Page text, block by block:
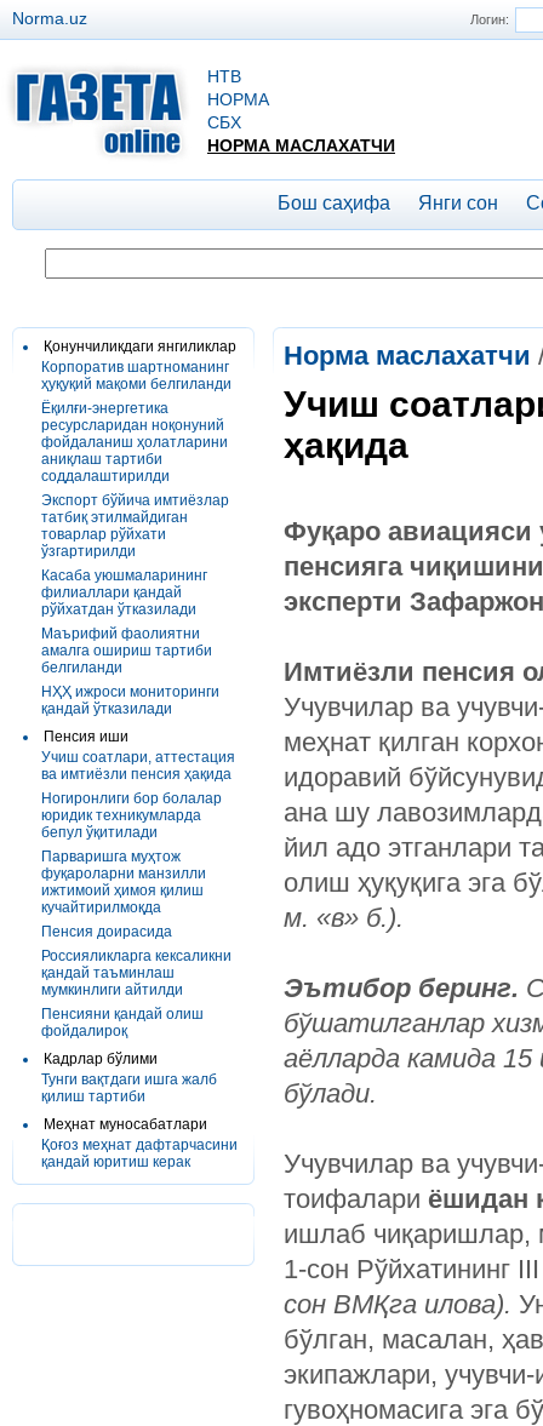
Логин:
Norma.uz
НТВ
НОРМА
СБХ
НОРМА МАСЛАХАТЧИ
Бош саҳифа Янги сон
Қонунчиликдаги янгиликлар
Корпоратив шартноманинг
ҳуқуқий мақоми белгиланди
Ёқилғи-энергетика
ресурсларидан ноқонуний
фойдаланиш ҳолатларини
аниқлаш тартиби
соддалаштирилди
Экспорт бўйича имтиёзлар
татбиқ этилмайдиган
товарлар рўйхати
ўзгартирилди
Касаба уюшмаларининг
филиаллари қандай
рўйхатдан ўтказилади
Маърифий фаолиятни
амалга ошириш тартиби
белгиланди
НҲҲ ижроси мониторинги
қандай ўтказилади
Пенсия иши
Учиш соатлари, аттестация
ва имтиёзли пенсия ҳақида
Ногиронлиги бор болалар
юридик техникумларда
бепул ўқитилади
Парваришга муҳтож
фуқароларни манзилли
ижтимоий ҳимоя қилиш
кучайтирилмоқда
Пенсия доирасида
Россияликларга кексаликни
қандай таъминлаш
мумкинлиги айтилди
Пенсияни қандай олиш
фойдалироқ
Кадрлар бўлими
Тунги вақтдаги ишга жалб
қилиш тартиби
Меҳнат муносабатлари
Қоғоз меҳнат дафтарчасини
қандай юритиш керак
Норма маслахатчи
Учиш
ҳақида
Фуқаро авиацияси
пенсияга
эксперти
Имтиёзли пенсия
Учувчилар ва
меҳнат қилган
идоравий
ана шу
йил адо этганлари
олиш ҳуқуқига эга
м. «в» б.).
Эътибор беринг.
бўшатилганлар
аёлларда камида 15
бўлади.
Учувчилар ва
тоифалари ёшидан
ишлаб чиқаришлар,
1-сон Рўйхатининг
сон ВМҚга илова).
бўлган, масалан,
экипажлари,
гувоҳномасига эга